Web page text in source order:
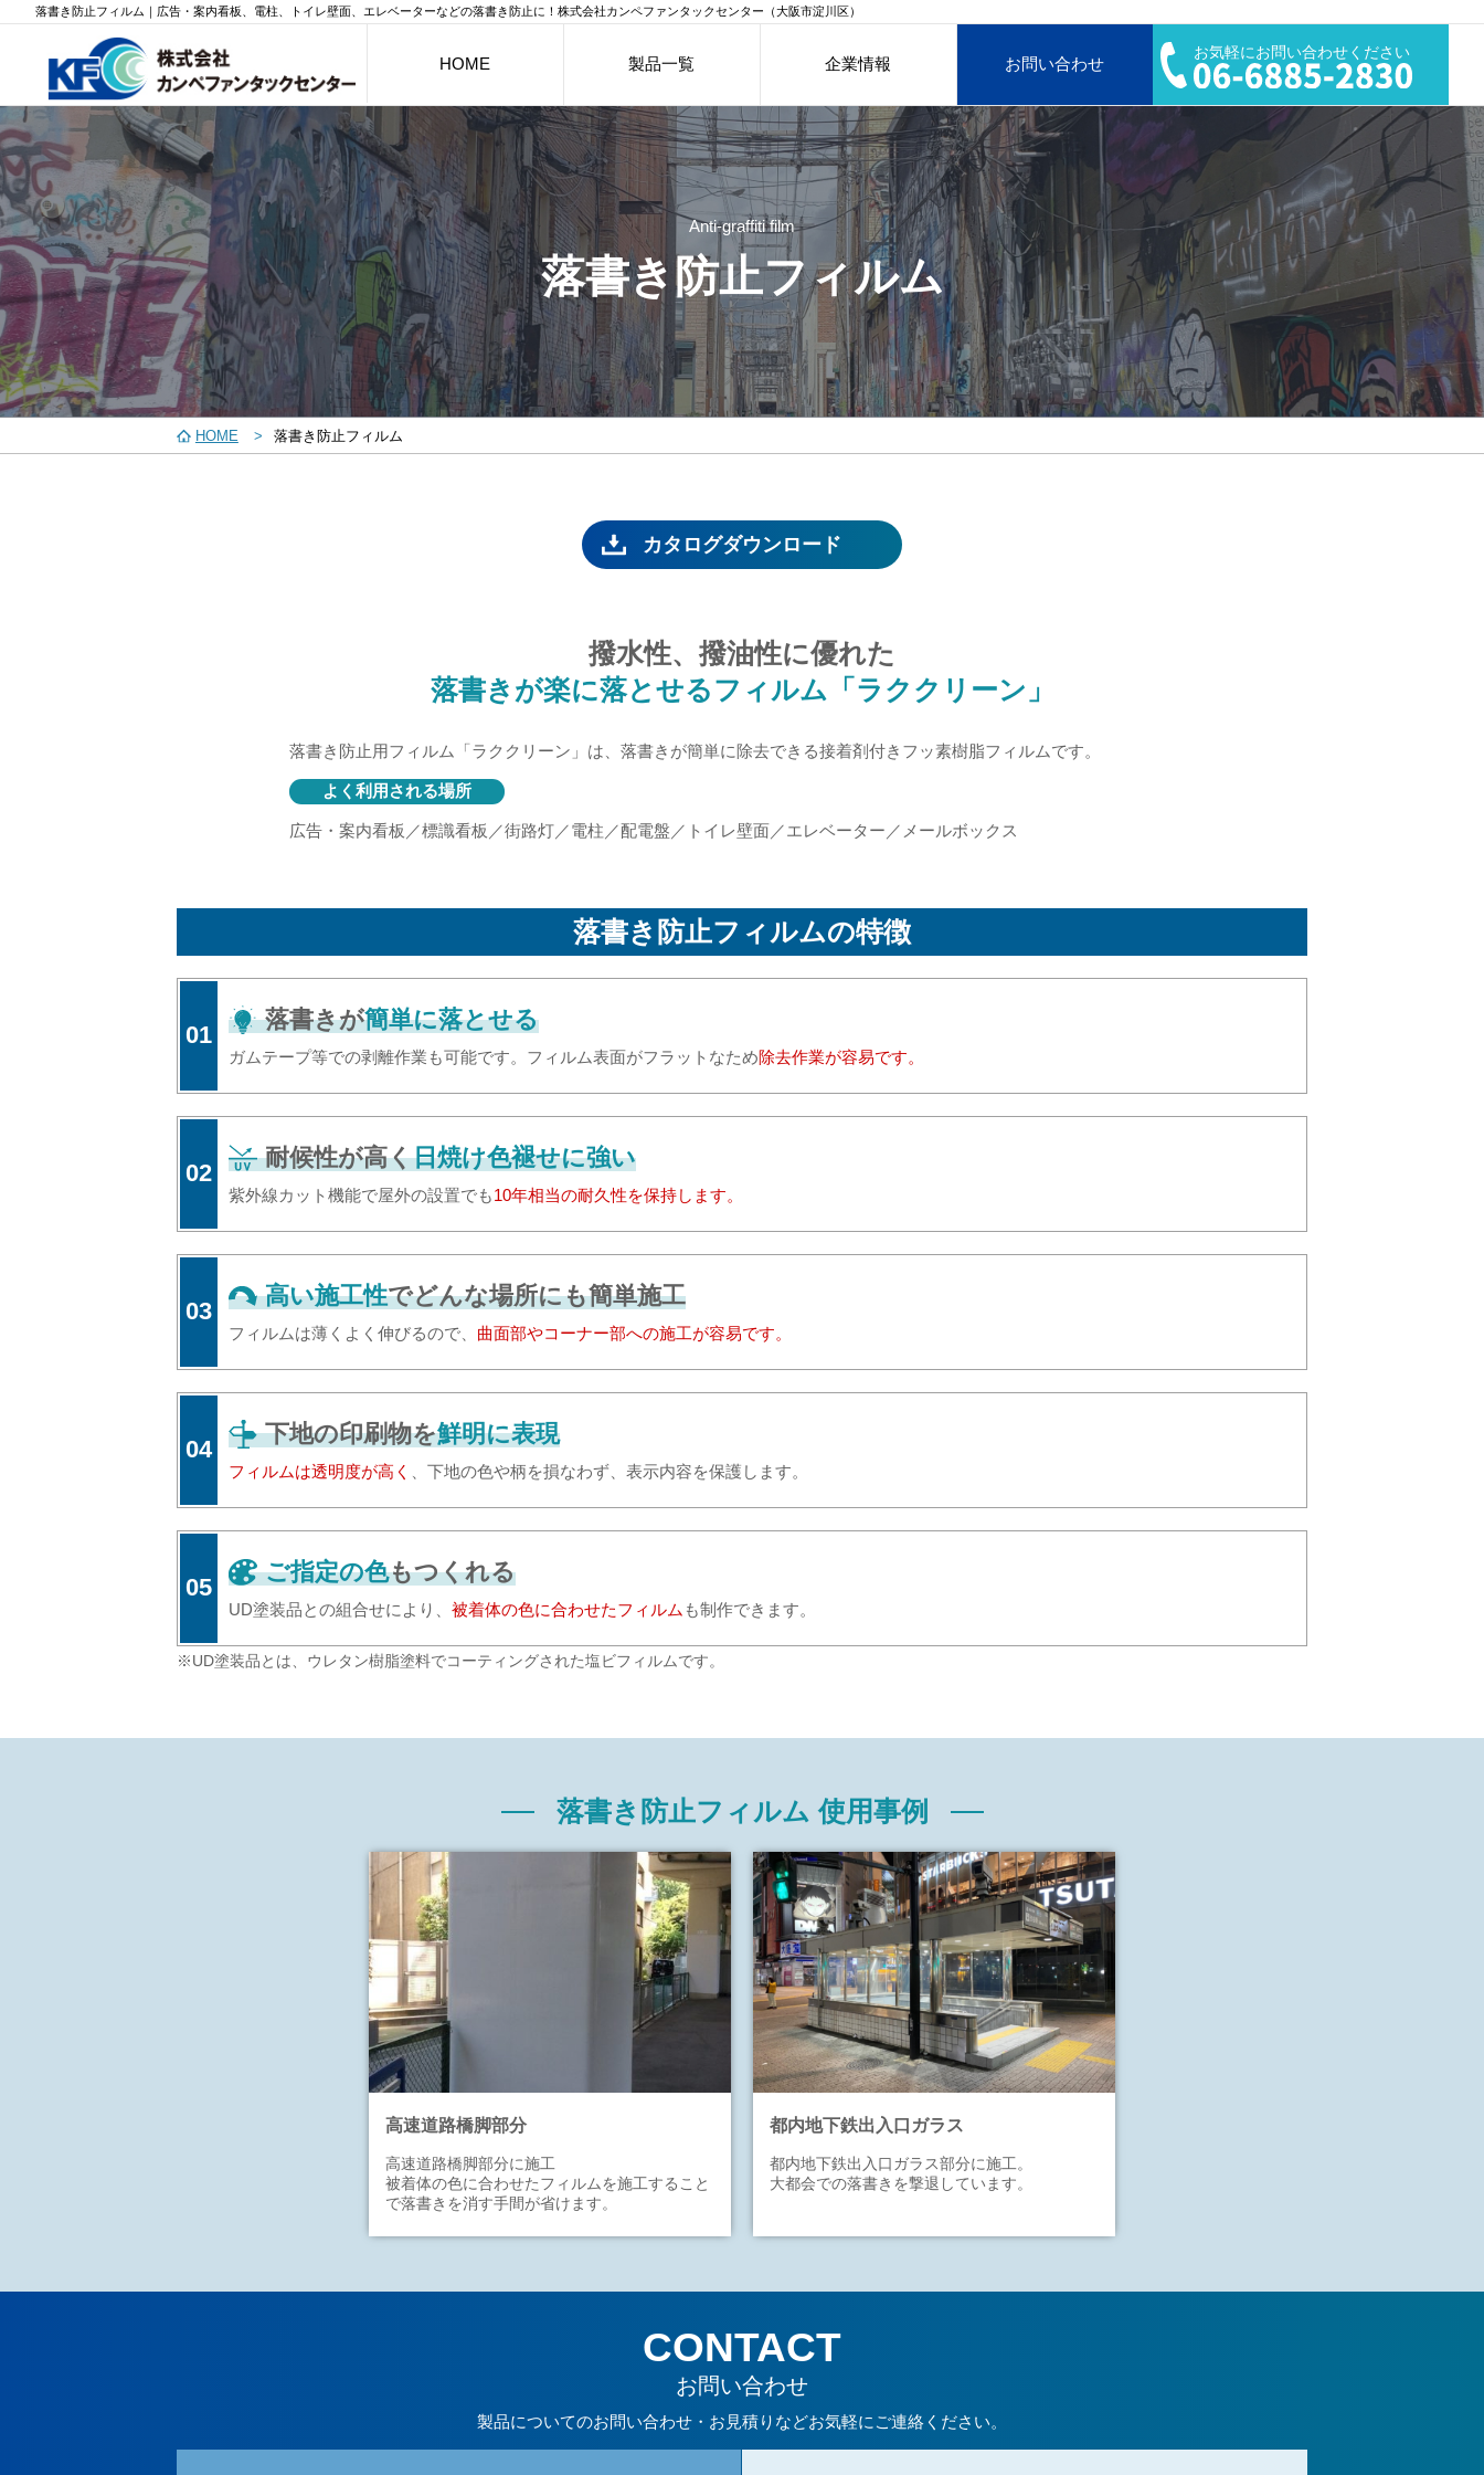
落書き防止フィルム｜広告・案内看板、電柱、トイレ壁面、エレベーターなどの落書き防止に！株式会社カンペファンタックセンター（大阪市淀川区）
HOME 製品一覧 企業情報 お問い合わせ
お気軽にお問い合わせください
Anti-graffiti film
落書き防止フィルム
HOME 落書き防止フィルム
カタログダウンロード
撥水性、撥油性に優れた
落書きが楽に落とせるフィルム 「ラククリーン」
落書き防止用フィルム「ラククリーン」は、落書きが簡単に除去できる接着剤付きフッ素樹脂フィルムです。
よく利用される場所
広告・案内看板／標識看板／街路灯／電柱／配電盤／トイレ壁面／エレベーター／メールボックス
落書き防止フィルムの特徴
01
落書きが簡単に落とせる
ガムテープ等での剥離作業も可能です。フィルム表面がフラットなため除去作業が容易です。
02
耐候性が高く日焼け色褪せに強い
紫外線カット機能で屋外の設置でも10年相当の耐久性を保持します。
03
高い施工性でどんな場所にも簡単施工
フィルムは薄くよく伸びるので、 曲面部やコーナー部への施工が容易です。
04
下地の印刷物を鮮明に表現
フィルムは透明度が高く 、下地の色や柄を損なわず、表示内容を保護します。
05
ご指定の色もつくれる
UD塗装品との組合せにより、 被着体の色に合わせたフィルム も制作できます。
※UD塗装品とは、ウレタン樹脂塗料でコーティングされた塩ビフィルムです。
落書き防止フィルム 使用事例
高速道路橋脚部分
高速道路橋脚部分に施工
被着体の色に合わせたフィルムを施工すること
で落書きを消す手間が省けます。
都内地下鉄出入口ガラス
都内地下鉄出入口ガラス部分に施工。
大都会での落書きを撃退しています。
CONTACT
お問い合わせ
製品についてのお問い合わせ・お見積りなどお気軽にご連絡ください。